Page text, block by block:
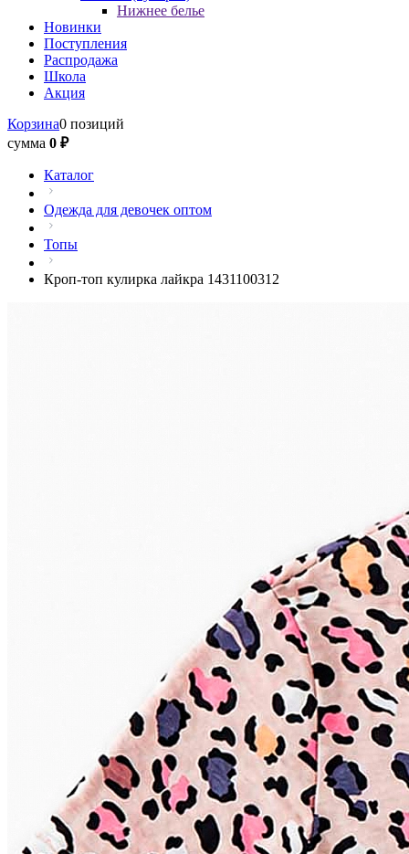
Нижнее белье
Новинки
Поступления
Распродажа
Школа
Акция
Корзина0 позиций
сумма 0 ₽
Каталог
Одежда для девочек оптом
Топы
Кроп-топ кулирка лайкра 1431100312